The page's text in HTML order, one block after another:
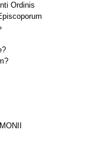
Ordinis